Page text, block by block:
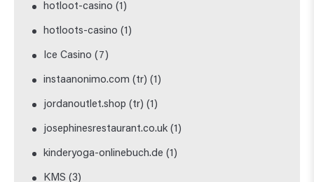
hotloot-casino (1)
hotloots-casino (1)
Ice Casino (7)
instaanonimo.com (tr) (1)
jordanoutlet.shop (tr) (1)
josephinesrestaurant.co.uk (1)
kinderyoga-onlinebuch.de (1)
KMS (3)